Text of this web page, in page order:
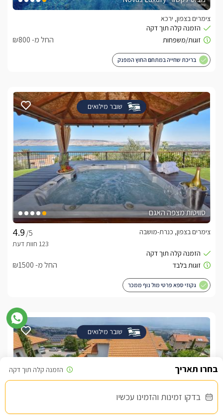
בדקו זמינות והזמינו עכשיו
צימרים בצפון, ירכא
החל מ- ₪800
בריכת שחייה במתחם החוץ המפנק
שובר מילואים
סוויטות מצפה האגם
/5
צימרים בצפון, כנרת-מושבה
החל מ- ₪1500
גקוזי ספא פרטי מול נוף ממכר
שובר מילואים